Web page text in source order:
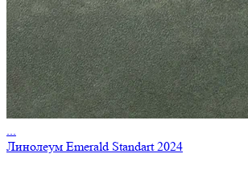
...
Линолеум Emerald Standart 2024